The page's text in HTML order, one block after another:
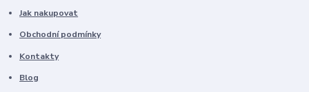
Jak nakupovat
Obchodní podmínky
Kontakty
Blog